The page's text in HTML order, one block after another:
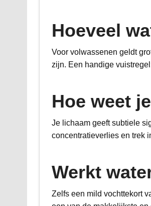
Hoeveel
Voor volwassenen geldt
zijn. Een handige
Hoe weet
Je lichaam geeft subtiele
concentratieverlies en trek
Werkt
Zelfs een mild vochttekort